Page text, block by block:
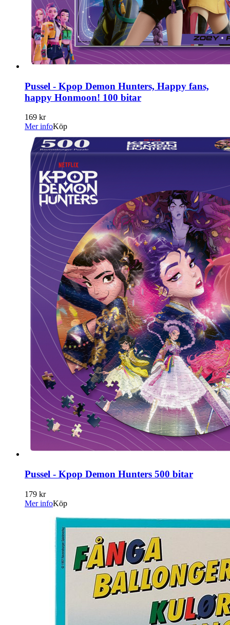
Pussel - Kpop Demon Hunters, Happy fans,
happy Honmoon! 100 bitar
169 kr
Mer infoKöp
Pussel - Kpop Demon Hunters 500 bitar
179 kr
Mer infoKöp